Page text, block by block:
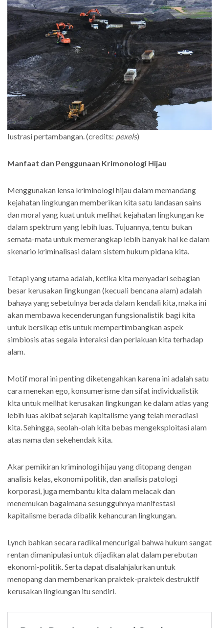
Iustrasi pertambangan. (credits: pexels)
Manfaat dan Penggunaan Krimonologi Hijau
Menggunakan lensa kriminologi hijau dalam memandang
kejahatan lingkungan memberikan kita satu landasan sains
dan moral yang kuat untuk melihat kejahatan lingkungan ke
dalam spektrum yang lebih luas. Tujuannya, tentu bukan
semata-mata untuk memerangkap lebih banyak hal ke dalam
skenario kriminalisasi dalam sistem hukum pidana kita.
Tetapi yang utama adalah, ketika kita menyadari sebagian
besar kerusakan lingkungan (kecuali bencana alam) adalah
bahaya yang sebetulnya berada dalam kendali kita, maka ini
akan membawa kecenderungan fungsionalistik bagi kita
untuk bersikap etis untuk mempertimbangkan aspek
simbiosis atas segala interaksi dan perlakuan kita terhadap
alam.
Motif moral ini penting diketengahkan karena ini adalah satu
cara menekan ego, konsumerisme dan sifat individualistik
kita untuk melihat kerusakan lingkungan ke dalam atlas yang
lebih luas akibat sejarah kapitalisme yang telah meradiasi
kita. Sehingga, seolah-olah kita bebas mengeksploitasi alam
atas nama dan sekehendak kita.
Akar pemikiran kriminologi hijau yang ditopang dengan
analisis kelas, ekonomi politik, dan analisis patologi
korporasi, juga membantu kita dalam melacak dan
menemukan bagaimana sesungguhnya manifestasi
kapitalisme berada dibalik kehancuran lingkungan.
Lynch bahkan secara radikal mencurigai bahwa hukum sangat
rentan dimanipulasi untuk dijadikan alat dalam perebutan
ekonomi-politik. Serta dapat disalahjalurkan untuk
menopang dan membenarkan praktek-praktek destruktif
kerusakan lingkungan itu sendiri.